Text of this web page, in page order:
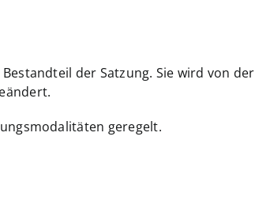
der Satzung. Sie wird von der
geregelt.